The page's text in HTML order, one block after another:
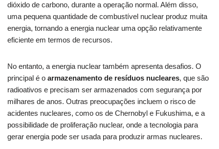
dióxido de carbono, durante a operação normal. Além disso,
uma pequena quantidade de combustível nuclear produz muita
energia, tornando a energia nuclear uma opção relativamente
eficiente em termos de recursos.
No entanto, a energia nuclear também apresenta desafios. O
principal é o armazenamento de resíduos nucleares, que são
radioativos e precisam ser armazenados com segurança por
milhares de anos. Outras preocupações incluem o risco de
acidentes nucleares, como os de Chernobyl e Fukushima, e a
possibilidade de proliferação nuclear, onde a tecnologia para
gerar energia pode ser usada para produzir armas nucleares.